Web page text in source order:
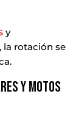
y
rotación se
y Motos